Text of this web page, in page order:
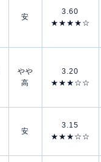
安
3.60
★★★★☆
やや
高
3.20
★★★☆☆
安
3.15
★★★☆☆